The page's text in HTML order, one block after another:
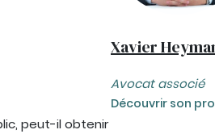
peut-il obtenir
Xavier
Avocat associé
Découvrir son